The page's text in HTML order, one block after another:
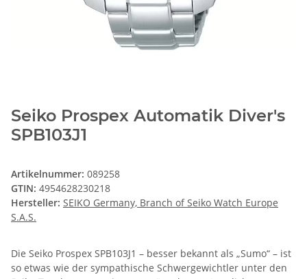
Seiko Prospex Automatik Diver's
SPB103J1
Artikelnummer: 089258
GTIN: 4954628230218
Hersteller: SEIKO Germany, Branch of Seiko Watch Europe
S.A.S.
Die Seiko Prospex SPB103J1 – besser bekannt als „Sumo“ – ist
so etwas wie der sympathische Schwergewichtler unter den